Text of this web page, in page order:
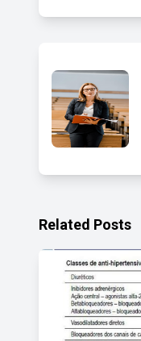
Related Posts